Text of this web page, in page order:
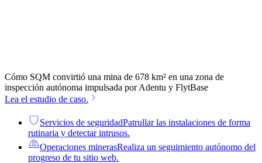
Cómo SQM convirtió una mina de 678 km² en una zona de
inspección autónoma impulsada por Adentu y FlytBase
Lea el estudio de caso.
Servicios de seguridadPatrullar las instalaciones de forma
rutinaria y detectar intrusos.
Operaciones minerasRealiza un seguimiento autónomo del
progreso de tu sitio web.